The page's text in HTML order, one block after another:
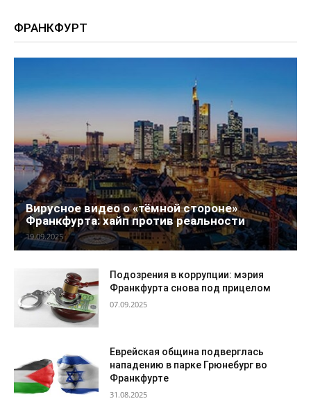
ФРАНКФУРТ
Вирусное видео о «тёмной стороне»
Франкфурта: хайп против реальности
19.09.2025
Подозрения в коррупции: мэрия
Франкфурта снова под прицелом
07.09.2025
Еврейская община подверглась
нападению в парке Грюнебург во
Франкфурте
31.08.2025